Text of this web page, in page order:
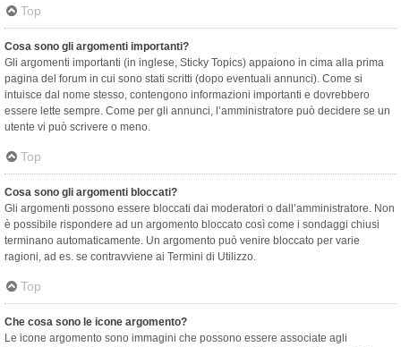
Top
Cosa sono gli argomenti importanti?
Gli argomenti importanti (in inglese, Sticky Topics) appaiono in cima alla prima
pagina del forum in cui sono stati scritti (dopo eventuali annunci). Come si
intuisce dal nome stesso, contengono informazioni importanti e dovrebbero
essere lette sempre. Come per gli annunci, l’amministratore può decidere se un
utente vi può scrivere o meno.
Top
Cosa sono gli argomenti bloccati?
Gli argomenti possono essere bloccati dai moderatori o dall’amministratore. Non
è possibile rispondere ad un argomento bloccato così come i sondaggi chiusi
terminano automaticamente. Un argomento può venire bloccato per varie
ragioni, ad es. se contravviene ai Termini di Utilizzo.
Top
Che cosa sono le icone argomento?
Le icone argomento sono immagini che possono essere associate agli